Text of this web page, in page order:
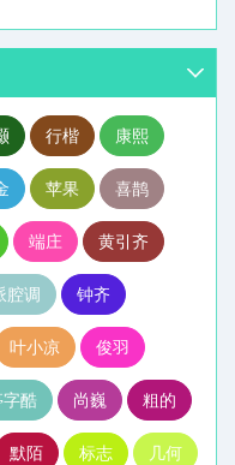
行楷 康熙
苹果 喜鹊
端庄 黄引齐
腔调 钟齐
叶小凉 俊羽
字酷 尚巍 粗的
默陌 标志 几何